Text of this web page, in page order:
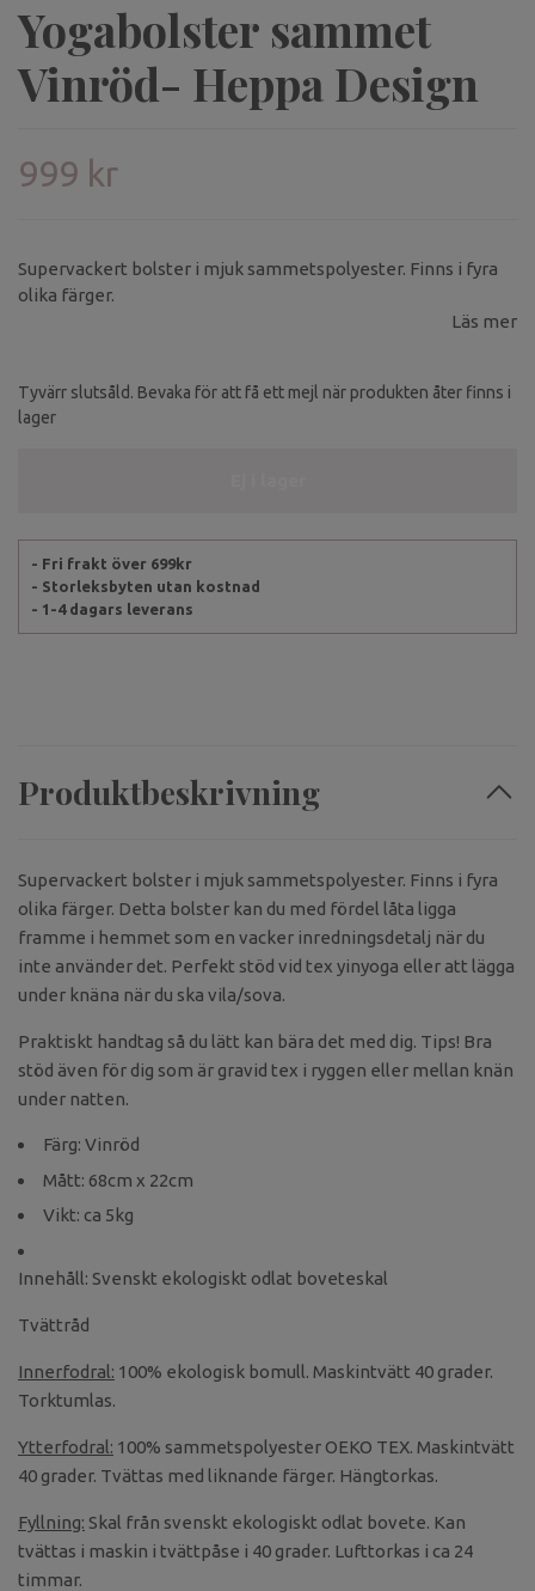
Yogabolster sammet
Vinröd- Heppa Design
999 kr
Supervackert bolster i mjuk sammetspolyester. Finns i fyra
olika färger.
Läs mer
Tyvärr slutsåld. Bevaka för att få ett mejl när produkten åter finns i
lager
- Fri frakt över 699kr
- Storleksbyten utan kostnad
- 1-4 dagars leverans
Produktbeskrivning
Supervackert bolster i mjuk sammetspolyester. Finns i fyra
olika färger. Detta bolster kan du med fördel låta ligga
framme i hemmet som en vacker inredningsdetalj när du
inte använder det. Perfekt stöd vid tex yinyoga eller att lägga
under knäna när du ska vila/sova.
Praktiskt handtag så du lätt kan bära det med dig. Tips! Bra
stöd även för dig som är gravid tex i ryggen eller mellan knän
under natten.
Färg: Vinröd
Mått: 68cm x 22cm
Vikt: ca 5kg
Innehåll: Svenskt ekologiskt odlat boveteskal
Tvättråd
Innerfodral: 100% ekologisk bomull. Maskintvätt 40 grader.
Torktumlas.
Ytterfodral: 100% sammetspolyester OEKO TEX. Maskintvätt
40 grader. Tvättas med liknande färger. Hängtorkas.
Fyllning: Skal från svenskt ekologiskt odlat bovete. Kan
tvättas i maskin i tvättpåse i 40 grader. Lufttorkas i ca 24
timmar.